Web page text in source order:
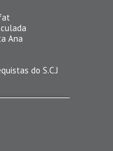
Ana
do S.C.J